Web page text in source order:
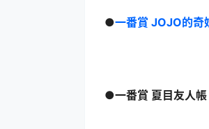
●一番賞 JOJO的奇
●一番賞 夏目友人